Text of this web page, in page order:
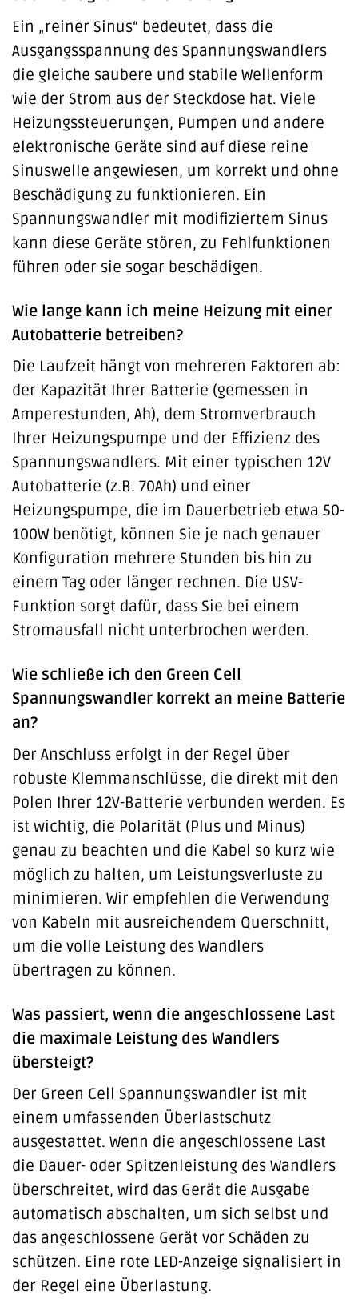
Ein „reiner Sinus“ bedeutet, dass die
Ausgangsspannung des Spannungswandlers
die gleiche saubere und stabile Wellenform
wie der Strom aus der Steckdose hat. Viele
Heizungssteuerungen, Pumpen und andere
elektronische Geräte sind auf diese reine
Sinuswelle angewiesen, um korrekt und ohne
Beschädigung zu funktionieren. Ein
Spannungswandler mit modifiziertem Sinus
kann diese Geräte stören, zu Fehlfunktionen
führen oder sie sogar beschädigen.
Wie lange kann ich meine Heizung mit einer
Autobatterie betreiben?
Die Laufzeit hängt von mehreren Faktoren ab:
der Kapazität Ihrer Batterie (gemessen in
Amperestunden, Ah), dem Stromverbrauch
Ihrer Heizungspumpe und der Effizienz des
Spannungswandlers. Mit einer typischen 12V
Autobatterie (z.B. 70Ah) und einer
Heizungspumpe, die im Dauerbetrieb etwa 50-
100W benötigt, können Sie je nach genauer
Konfiguration mehrere Stunden bis hin zu
einem Tag oder länger rechnen. Die USV-
Funktion sorgt dafür, dass Sie bei einem
Stromausfall nicht unterbrochen werden.
Wie schließe ich den Green Cell
Spannungswandler korrekt an meine Batterie
an?
Der Anschluss erfolgt in der Regel über
robuste Klemmanschlüsse, die direkt mit den
Polen Ihrer 12V-Batterie verbunden werden. Es
ist wichtig, die Polarität (Plus und Minus)
genau zu beachten und die Kabel so kurz wie
möglich zu halten, um Leistungsverluste zu
minimieren. Wir empfehlen die Verwendung
von Kabeln mit ausreichendem Querschnitt,
um die volle Leistung des Wandlers
übertragen zu können.
Was passiert, wenn die angeschlossene Last
die maximale Leistung des Wandlers
übersteigt?
Der Green Cell Spannungswandler ist mit
einem umfassenden Überlastschutz
ausgestattet. Wenn die angeschlossene Last
die Dauer- oder Spitzenleistung des Wandlers
überschreitet, wird das Gerät die Ausgabe
automatisch abschalten, um sich selbst und
das angeschlossene Gerät vor Schäden zu
schützen. Eine rote LED-Anzeige signalisiert in
der Regel eine Überlastung.